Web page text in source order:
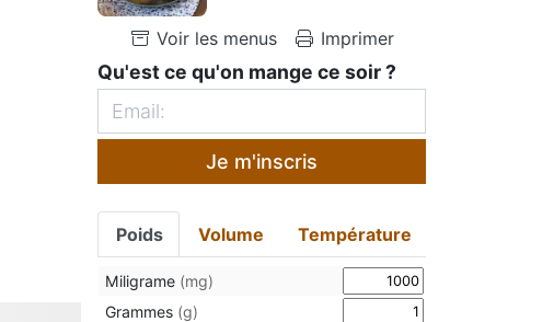
Voir les menus Imprimer
Qu'est ce qu'on mange ce soir ?
Je m'inscris
Poids Volume Température
Miligrame (mg)
Grammes (g)